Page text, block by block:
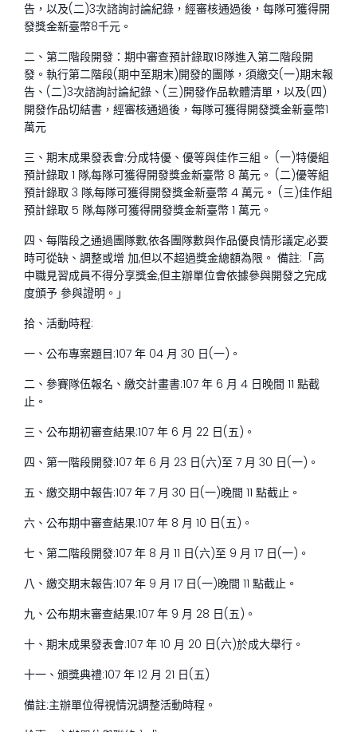
告，以及(二)3次諮詢討論紀錄，經審核通過後，每隊可獲得開
發獎金新臺幣8千元。
二、第二階段開發：期中審查預計錄取18隊進入第二階段開
發。執行第二階段(期中至期末)開發的團隊，須繳交(一)期末報
告、(二)3次諮詢討論紀錄、(三)開發作品軟體清單，以及(四)
開發作品切結書，經審核通過後，每隊可獲得開發獎金新臺幣1
萬元
三、期末成果發表會:分成特優、優等與佳作三組。 (一)特優組
預計錄取 1 隊,每隊可獲得開發獎金新臺幣 8 萬元。 (二)優等組
預計錄取 3 隊,每隊可獲得開發獎金新臺幣 4 萬元。 (三)佳作組
預計錄取 5 隊,每隊可獲得開發獎金新臺幣 1 萬元。
四、每階段之通過團隊數,依各團隊數與作品優良情形議定,必要
時可從缺、調整或增 加,但以不超過獎金總額為限。 備註:「高
中職見習成員不得分享獎金,但主辦單位會依據參與開發之完成
度頒予 參與證明。」
拾、活動時程:
一、公布專案題目:107 年 04 月 30 日(一)。
二、參賽隊伍報名、繳交計畫書:107 年 6 月 4 日晚間 11 點截
止。
三、公布期初審查結果:107 年 6 月 22 日(五)。
四、第一階段開發:107 年 6 月 23 日(六)至 7 月 30 日(一)。
五、繳交期中報告:107 年 7 月 30 日(一)晚間 11 點截止。
六、公布期中審查結果:107 年 8 月 10 日(五)。
七、第二階段開發:107 年 8 月 11 日(六)至 9 月 17 日(一)。
八、繳交期末報告:107 年 9 月 17 日(一)晚間 11 點截止。
九、公布期末審查結果:107 年 9 月 28 日(五)。
十、期末成果發表會:107 年 10 月 20 日(六)於成大舉行。
十一、頒獎典禮:107 年 12 月 21 日(五)
備註:主辦單位得視情況調整活動時程。